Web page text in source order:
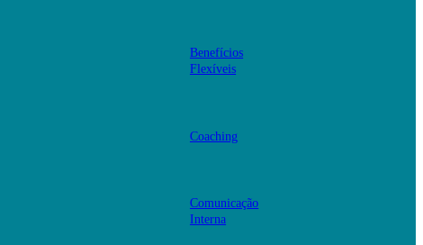
Benefícios
Flexíveis
Coaching
Comunicação
Interna